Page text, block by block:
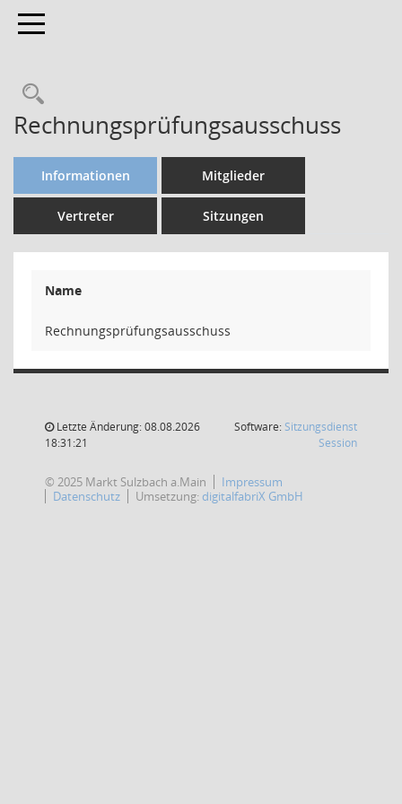
Toggle navigation
Rechnungsprüfungsausschuss
Informationen Mitglieder
Vertreter Sitzungen
Name
Rechnungsprüfungsausschuss
Letzte Änderung: 08.08.2026
18:31:21
Software: Sitzungsdienst
Session(Wird in
© 2025 Markt Sulzbach a.Main
Impressum
Datenschutz
Umsetzung: digitalfabriX GmbH